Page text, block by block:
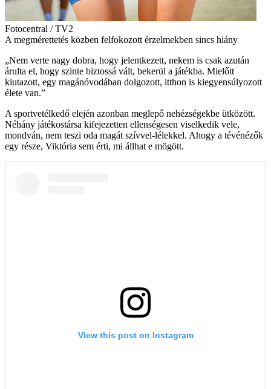
Fotocentral / TV2
A megmérettetés közben felfokozott érzelmekben sincs hiány
„Nem verte nagy dobra, hogy jelentkezett, nekem is csak azután
árulta el, hogy szinte biztossá vált, bekerül a játékba. Mielőtt
kiutazott, egy magánóvodában dolgozott, itthon is kiegyensúlyozott
élete van.”
A sportvetélkedő elején azonban meglepő nehézségekbe ütközött.
Néhány játékostársa kifejezetten ellenségesen viselkedik vele,
mondván, nem teszi oda magát szívvel-lélekkel. Ahogy a tévénézők
egy része, Viktória sem érti, mi állhat e mögött.